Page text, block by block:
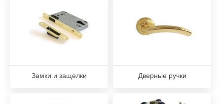
Замки и защелки Дверные ручки